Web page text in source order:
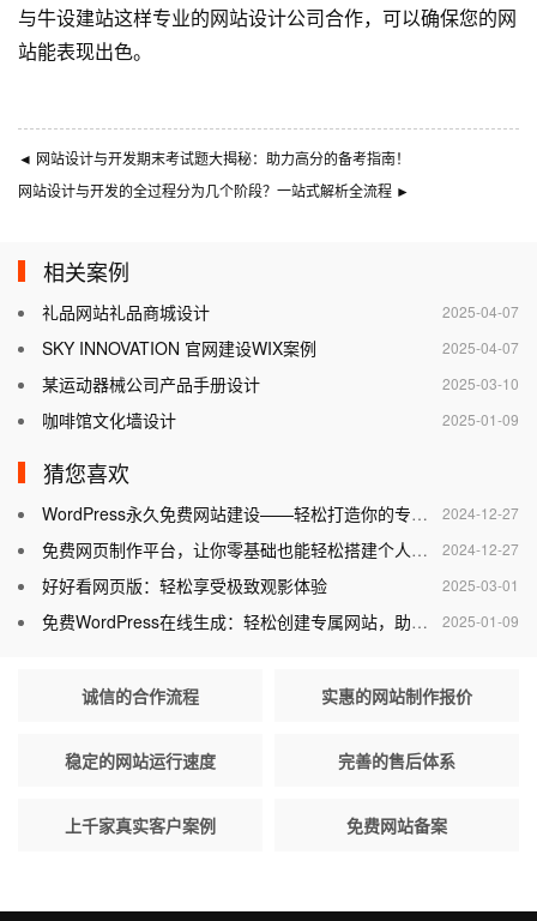
与牛设建站这样专业的网站设计公司合作，可以确保您的网
站能表现出色。
◄ 网站设计与开发期末考试题大揭秘：助力高分的备考指南！
网站设计与开发的全过程分为几个阶段？一站式解析全流程 ►
相关案例
2025-04-07
礼品网站礼品商城设计
2025-04-07
SKY INNOVATION 官网建设WIX案例
2025-03-10
某运动器械公司产品手册设计
2025-01-09
咖啡馆文化墙设计
猜您喜欢
2024-12-27
WordPress永久免费网站建设——轻松打造你的专属网站
2024-12-27
免费网页制作平台，让你零基础也能轻松搭建个人网站
2025-03-01
好好看网页版：轻松享受极致观影体验
2025-01-09
免费WordPress在线生成：轻松创建专属网站，助力个人与企业腾飞
诚信的合作流程 实惠的网站制作报价
稳定的网站运行速度 完善的售后体系
上千家真实客户案例 免费网站备案